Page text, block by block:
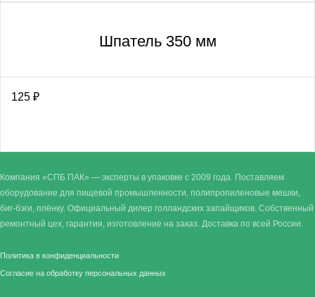
Шпатель 350 мм
125 ₽
Компания «СПБ ПАК» — эксперты в упаковке с 2009 года. Поставляем
оборудование для пищевой промышленности, полипропиленовые мешки,
биг-бэги, плёнку. Официальный дилер голландских запайщиков. Собственный
ремонтный цех, гарантия, изготовление на заказ. Доставка по всей России.
Политика в конфиденциальности
Согласие на обработку персональных данных